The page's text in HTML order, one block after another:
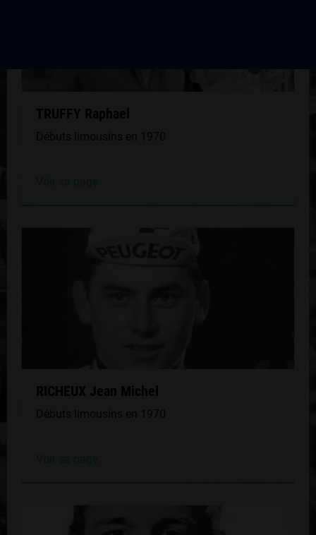
TRUFFY Raphael
Débuts limousins en 1970
RICHEUX Jean Michel
Débuts limousins en 1970